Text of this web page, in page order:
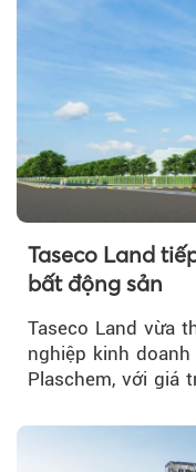
Taseco Land
bất động sản
Taseco Land vừa
nghiệp kinh
Plaschem, với giá